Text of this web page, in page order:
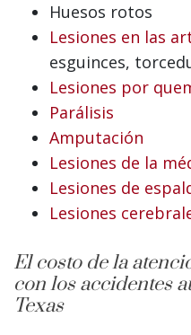
Huesos rotos
Lesiones en las
esguinces,
Lesiones por
Parálisis
Amputación
Lesiones de la
Lesiones de
Lesiones
El costo de la
con los accidentes
Texas